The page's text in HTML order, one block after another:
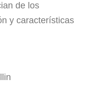
de los
y características